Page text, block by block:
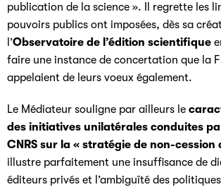
publication de la science ». Il regrette les
pouvoirs publics ont imposées, dès sa
l’Observatoire de l’édition scientifique
faire une instance de concertation que la
appelaient de leurs voeux également.
Le Médiateur souligne par ailleurs le
des initiatives unilatérales conduites
CNRS sur la « stratégie de non-cession
illustre parfaitement une insuffisance de
éditeurs privés et l’ambiguïté des